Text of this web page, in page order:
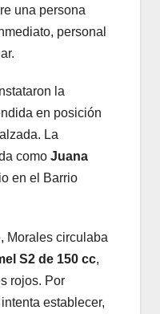
una persona
personal
la
en posición
La
como Juana
en el Barrio
Morales circulaba
S2 de 150 cc,
rojos. Por
establecer,